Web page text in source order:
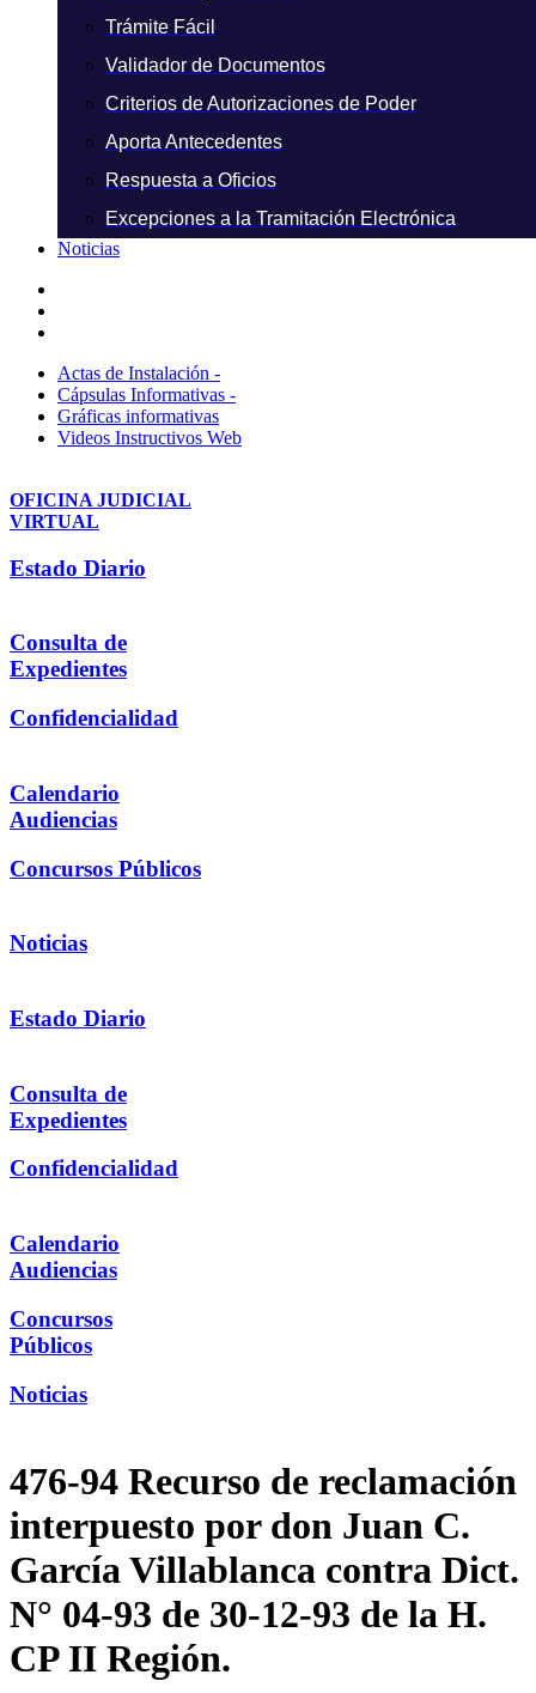
Trámite Fácil
Validador de Documentos
Criterios de Autorizaciones de Poder
Aporta Antecedentes
Respuesta a Oficios
Excepciones a la Tramitación Electrónica
Noticias
Actas de Instalación -
Cápsulas Informativas -
Gráficas informativas
Videos Instructivos Web
OFICINA JUDICIAL
VIRTUAL
Estado Diario
Consulta de
Expedientes
Confidencialidad
Calendario
Audiencias
Concursos Públicos
Noticias
Estado Diario
Consulta de
Expedientes
Confidencialidad
Calendario
Audiencias
Concursos
Públicos
Noticias
476-94 Recurso de reclamación
interpuesto por don Juan C.
García Villablanca contra Dict.
N° 04-93 de 30-12-93 de la H.
CP II Región.